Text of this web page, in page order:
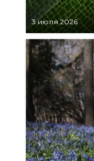
3 июля 2026